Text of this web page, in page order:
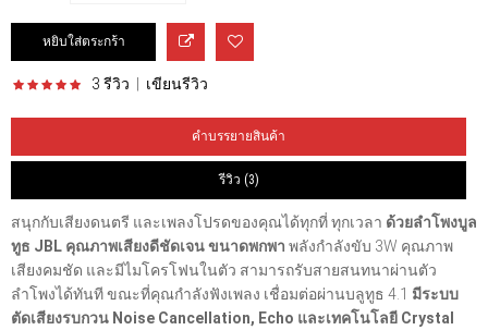
3 รีวิว เขียนรีวิว
คำบรรยายสินค้า
รีวิว (3)
สนุกกับเสียงดนตรี และเพลงโปรดของคุณได้ทุกที่ ทุกเวลา ด้วยลำโพงบูล
ทูธ JBL คุณภาพเสียงดีชัดเจน ขนาดพกพา พลังกำลังขับ 3W คุณภาพ
เสียงคมชัด และมีไมโครโฟนในตัว สามารถรับสายสนทนาผ่านตัว
ลำโพงได้ทันที ขณะที่คุณกำลังฟังเพลง เชื่อมต่อผ่านบลูทูธ 4.1 มีระบบ
ตัดเสียงรบกวน Noise Cancellation, Echo และเทคโนโลยี Crystal